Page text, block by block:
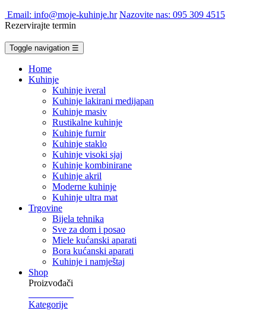
Email: info@moje-kuhinje.hr Nazovite nas: 095 309 4515
Rezervirajte termin
Toggle navigation ☰
Home
Kuhinje
Kuhinje iveral
Kuhinje lakirani medijapan
Kuhinje masiv
Rustikalne kuhinje
Kuhinje furnir
Kuhinje staklo
Kuhinje visoki sjaj
Kuhinje kombinirane
Kuhinje akril
Moderne kuhinje
Kuhinje ultra mat
Trgovine
Bijela tehnika
Sve za dom i posao
Miele kućanski aparati
Bora kućanski aparati
Kuhinje i namještaj
Shop
Proizvođači
Kategorije